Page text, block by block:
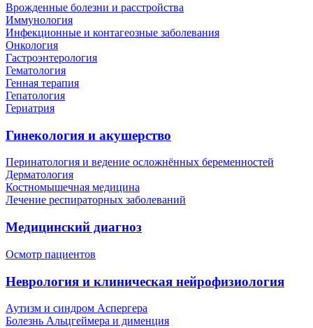
Врожденные болезни и расстройства
Иммунология
Инфекционные и контагеозные заболевания
Онкология
Гастроэнтерология
Гематология
Генная терапия
Гепатология
Гериатрия
Гинекология и акушерство
Перинатология и ведение осложнённых беременностей
Дерматология
Костномышечная медицина
Лечение респираторных заболеваний
Медицинский диагноз
Осмотр пациентов
Неврология и клиническая нейрофизиология
Аутизм и синдром Аспергера
Болезнь Альцгеймера и дименция